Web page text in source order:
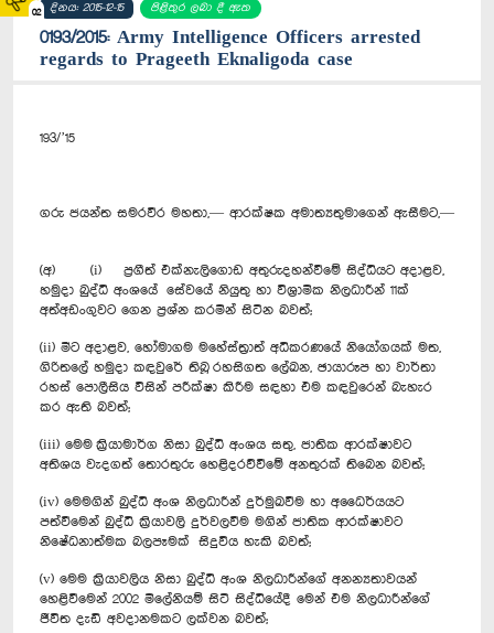
02 දිනය: 2015-12-15 පිළිතුර ලබා දී ඇත
0193/2015: Army Intelligence Officers arrested
regards to Prageeth Eknaligoda case
193/’15
ගරු ජයන්ත සමරවීර මහතා,— ආරක්ෂක අමාත්‍යතුමාගෙන් ඇසීමට,—
(අ) (i) ප්‍රගීත් එක්නැලිගොඩ අතුරුදහන්වීමේ සිද්ධියට අදාළව,
හමුදා බුද්ධි අංශයේ සේවයේ නියුතු හා විශ්‍රාමික නිලධාරීන් 11ක්
අත්අඩංගුවට ගෙන ප්‍රශ්න කරමින් සිටින බවත්;
(ii) මීට අදාළව, හෝමාගම මහේස්ත්‍රාත් අධිකරණයේ නියෝගයක් මත,
ගිරිතලේ හමුදා කඳවුරේ තිබූ රහසිගත ලේඛන, ඡායාරූප හා වාර්තා
රහස් පොලීසිය විසින් පරීක්ෂා කිරීම සඳහා එම කඳවුරෙන් බැහැර
කර ඇති බවත්;
(iii) මෙම ක්‍රියාමාර්ග නිසා බුද්ධි අංශය සතු, ජාතික ආරක්ෂාවට
අතිශය වැදගත් තොරතුරු හෙළිදරව්වීමේ අනතුරක් තිබෙන බවත්;
(iv) මෙමගින් බුද්ධි අංශ නිලධාරීන් දුර්මුඛවීම හා අධෛර්යයට
පත්වීමෙන් බුද්ධි ක්‍රියාවලි දුර්වලවීම මගින් ජාතික ආරක්ෂාවට
නිෂේධනාත්මක බලපෑමක් සිදුවිය හැකි බවත්;
(v) මෙම ක්‍රියාවලිය නිසා බුද්ධි අංශ නිලධාරීන්ගේ අනන්‍යතාවයන්
හෙළිවීමෙන් 2002 මිලේනියම් සිටි සිද්ධියේදී මෙන් එම නිලධාරීන්ගේ
ජීවිත දැඩි අවදානමකට ලක්වන බවත්;